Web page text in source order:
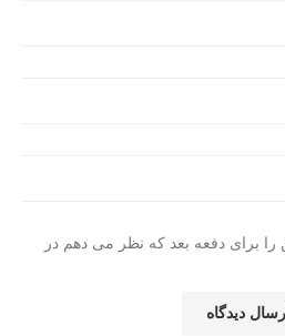
برای دفعه بعد که نظر می دهم در